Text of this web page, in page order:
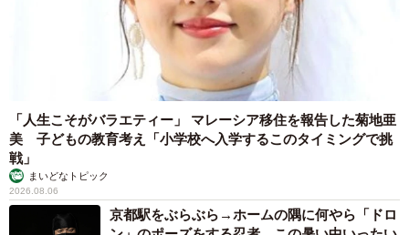
「人生こそがバラエティー」 マレーシア移住を報告した菊地亜
美 子どもの教育考え「小学校へ入学するこのタイミングで挑
京都駅をぶらぶら→ホームの隅に何やら「ドロ
ン」のポーズをする忍者 この暑い中いったい
2026.08.06
「明日ひま？」 知り合いから唐突なメッセー